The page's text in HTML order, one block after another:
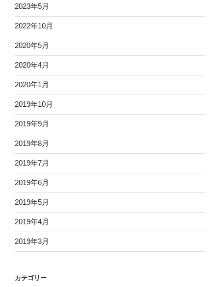
2023年5月
2022年10月
2020年5月
2020年4月
2020年1月
2019年10月
2019年9月
2019年8月
2019年7月
2019年6月
2019年5月
2019年4月
2019年3月
カテゴリー